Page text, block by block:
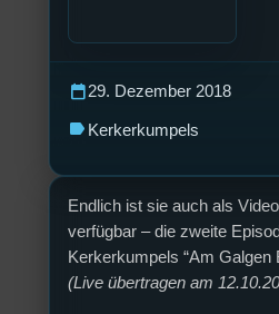
Endlich ist sie auch als
verfügbar – die zweite
Kerkerkumpels “Am Galgen
(Live übertragen am
calendar_today29. Dezember 2018
label Kerkerkumpels